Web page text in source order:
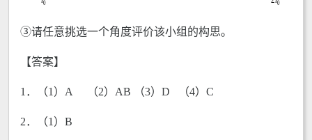
③请任意挑选一个角度评价该小组的构思。
【答案】
1．（1）A （2）AB （3）D （4）C
2．（1）B